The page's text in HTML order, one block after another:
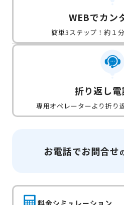
WEBでカン
簡単3ステップ！約１
折り返し
専用オペレーターより折り
お電話でお問合せ
料金シミュレーション